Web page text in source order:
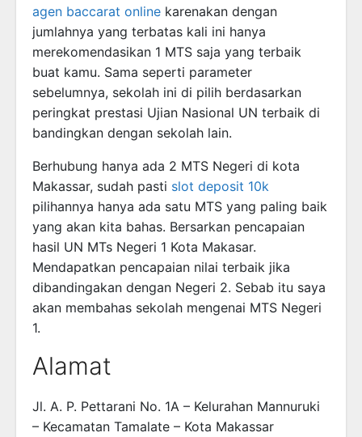
agen baccarat online karenakan dengan
jumlahnya yang terbatas kali ini hanya
merekomendasikan 1 MTS saja yang terbaik
buat kamu. Sama seperti parameter
sebelumnya, sekolah ini di pilih berdasarkan
peringkat prestasi Ujian Nasional UN terbaik di
bandingkan dengan sekolah lain.
Berhubung hanya ada 2 MTS Negeri di kota
Makassar, sudah pasti slot deposit 10k
pilihannya hanya ada satu MTS yang paling baik
yang akan kita bahas. Bersarkan pencapaian
hasil UN MTs Negeri 1 Kota Makasar.
Mendapatkan pencapaian nilai terbaik jika
dibandingakan dengan Negeri 2. Sebab itu saya
akan membahas sekolah mengenai MTS Negeri
1.
Alamat
Jl. A. P. Pettarani No. 1A – Kelurahan Mannuruki
– Kecamatan Tamalate – Kota Makassar